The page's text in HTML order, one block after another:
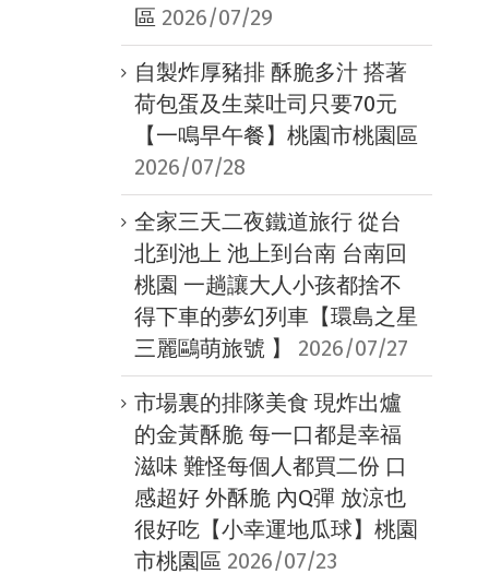
區 2026/07/29
自製炸厚豬排 酥脆多汁 搭著
荷包蛋及生菜吐司只要70元
【一鳴早午餐】桃園市桃園區
2026/07/28
全家三天二夜鐵道旅行 從台
北到池上 池上到台南 台南回
桃園 一趟讓大人小孩都捨不
得下車的夢幻列車【環島之星
三麗鷗萌旅號 】
2026/07/27
市場裏的排隊美食 現炸出爐
的金黃酥脆 每一口都是幸福
滋味 難怪每個人都買二份 口
感超好 外酥脆 內Q彈 放涼也
很好吃【小幸運地瓜球】桃園
市桃園區 2026/07/23